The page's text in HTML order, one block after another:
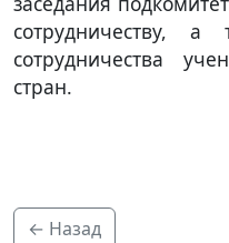
сотрудничеству,
сотрудничества
стран.
← Назад